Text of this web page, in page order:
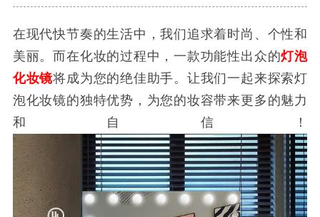
在现代快节奏的生活中，我们追求着时尚、个性和
美丽。而在化妆的过程中，一款功能性出众的灯泡
化妆镜将成为您的绝佳助手。让我们一起来探索灯
泡化妆镜的独特优势，为您的妆容带来更多的魅力
和自信！